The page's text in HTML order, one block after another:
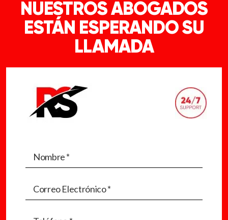
NUESTROS ABOGADOS
ESTÁN ESPERANDO SU
LLAMADA